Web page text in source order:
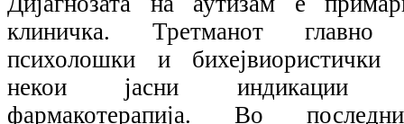
клиничка. Третманот
психолошки и бихејвиористички
некои јасни индикации
фармакотерапија. Во